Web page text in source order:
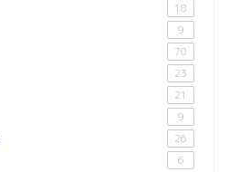
18
9
70
23
21
9
26
6